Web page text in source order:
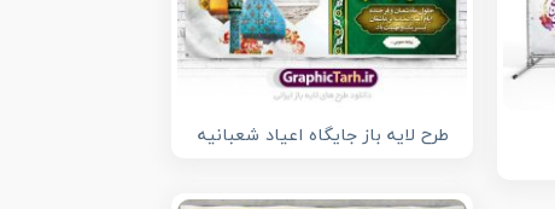
طرح لایه باز جایگاه اعیاد شعبانیه